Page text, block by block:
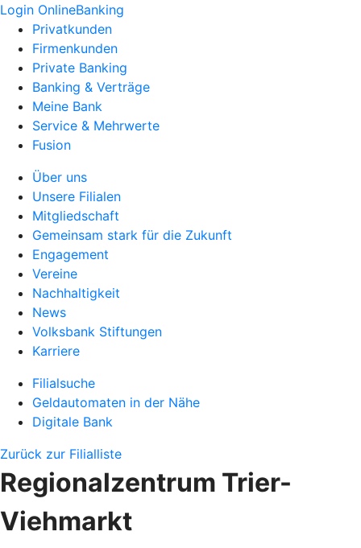
Login OnlineBanking
Privatkunden
Firmenkunden
Private Banking
Banking & Verträge
Meine Bank
Service & Mehrwerte
Fusion
Über uns
Unsere Filialen
Mitgliedschaft
Gemeinsam stark für die Zukunft
Engagement
Vereine
Nachhaltigkeit
News
Volksbank Stiftungen
Karriere
Filialsuche
Geldautomaten in der Nähe
Digitale Bank
Zurück zur Filialliste
Regionalzentrum Trier-
Viehmarkt